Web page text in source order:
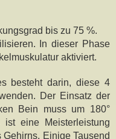
bis zu 75 %.
In dieser Phase
aktiviert.
besteht darin, diese 4
Der Einsatz der
Bein muss um 180°
ist eine Meisterleistung
Einige Tausend